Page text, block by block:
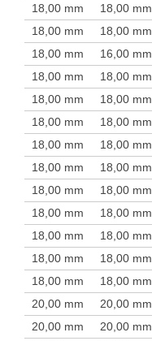
18,00 mm
18,00 mm
18,00 mm
18,00 mm
18,00 mm
16,00 mm
18,00 mm
18,00 mm
18,00 mm
18,00 mm
18,00 mm
18,00 mm
18,00 mm
18,00 mm
18,00 mm
18,00 mm
18,00 mm
18,00 mm
18,00 mm
18,00 mm
18,00 mm
18,00 mm
18,00 mm
18,00 mm
18,00 mm
18,00 mm
20,00 mm
20,00 mm
20,00 mm
20,00 mm